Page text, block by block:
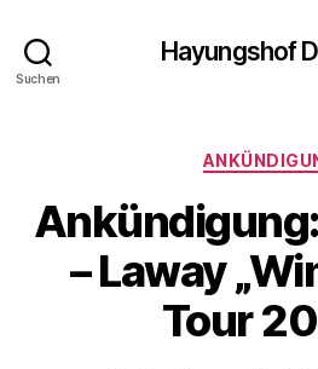
Suchen
Hayungshof
– Laway
Tour